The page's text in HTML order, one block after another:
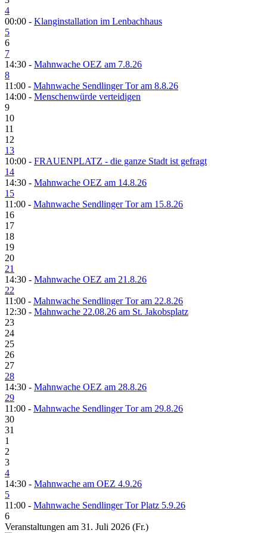
4
00:00 - Klanginstallation im Lenbachhaus
5
6
7
14:30 - Mahnwache OEZ am 7.8.26
8
11:00 - Mahnwache Sendlinger Tor am 8.8.26
14:00 - Menschenwürde verteidigen
9
10
11
12
13
10:00 - FRAUENPLATZ - die ganze Stadt ist gefragt
14
14:30 - Mahnwache OEZ am 14.8.26
15
11:00 - Mahnwache Sendlinger Tor am 15.8.26
16
17
18
19
20
21
14:30 - Mahnwache OEZ am 21.8.26
22
11:00 - Mahnwache Sendlinger Tor am 22.8.26
12:30 - Mahnwache 22.08.26 am St. Jakobsplatz
23
24
25
26
27
28
14:30 - Mahnwache OEZ am 28.8.26
29
11:00 - Mahnwache Sendlinger Tor am 29.8.26
30
31
1
2
3
4
14:30 - Mahnwache am OEZ 4.9.26
5
11:00 - Mahnwache Sendlinger Tor Platz 5.9.26
6
Veranstaltungen am 31. Juli 2026 (Fr.)